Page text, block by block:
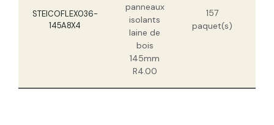
STEICOFLEX036-
145A8X4
panneaux
isolants
laine de
bois
145mm
R4.00
157
paquet(s)